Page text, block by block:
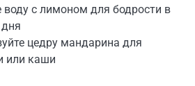
воду с лимоном для бодрости в
дня
цедру мандарина для
или каши